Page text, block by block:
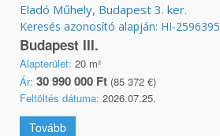
Eladó Műhely, Budapest 3. ker.
Keresés azonosító alapján: HI-2596395
Budapest III.
Alapterület: 20 m²
Ár: 30 990 000 Ft (85 372 €)
Feltöltés dátuma: 2026.07.25.
Tovább